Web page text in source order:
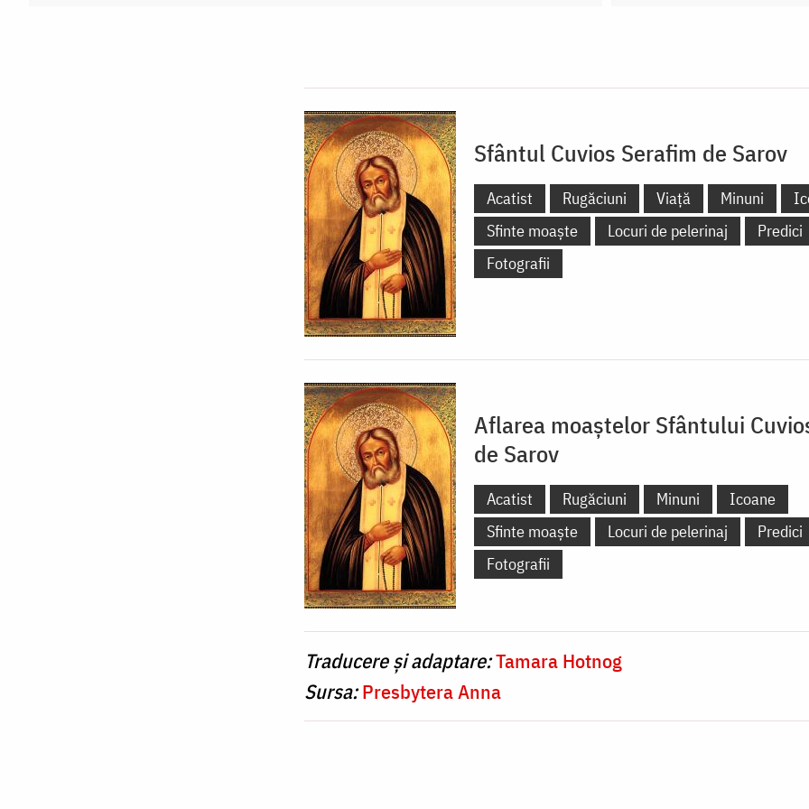
Sfântul Cuvios Serafim de Sarov
Acatist Rugăciuni Viață Minuni
Sfinte moaște
Locuri de pelerinaj Predici
Fotografii
Aflarea moaștelor Sfântului
de Sarov
Acatist Rugăciuni Minuni
Icoane
Sfinte moaște
Locuri de pelerinaj Predici
Fotografii
Traducere și adaptare:Tamara Hotnog
Sursa:Presbytera Anna